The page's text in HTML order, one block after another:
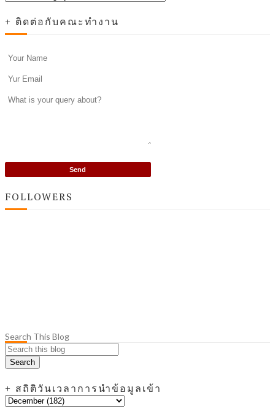
+ ติดต่อกับคณะทำงาน
FOLLOWERS
Search This Blog
+ สถิติวันเวลาการนำข้อมูลเข้า